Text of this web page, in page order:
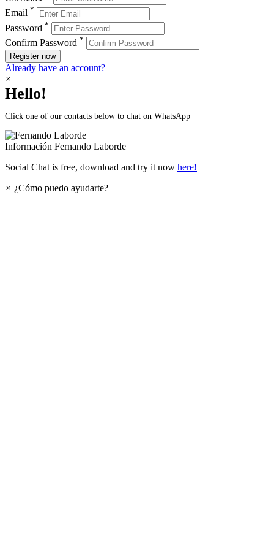
Email *
Password *
Confirm Password *
Register now
Already have an account?
×
Hello!
Click one of our contacts below to chat on WhatsApp
Información Fernando Laborde
Social Chat is free, download and try it now here!
× ¿Cómo puedo ayudarte?